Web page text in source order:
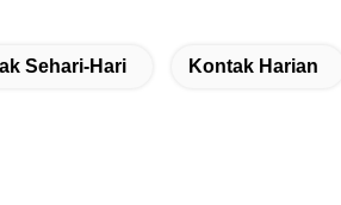
Sehari-Hari Kontak Harian